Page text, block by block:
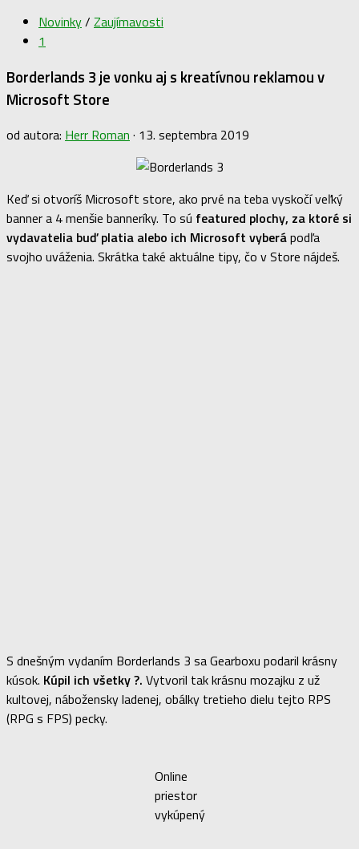
Novinky/ Zaujímavosti
1
Borderlands 3 je vonku aj s kreatívnou reklamou v
Microsoft Store
od autora: Herr Roman · 13. septembra 2019
Keď si otvoríš Microsoft store, ako prvé na teba vyskočí veľký
banner a 4 menšie banneríky. To sú featured plochy, za ktoré si
vydavatelia buď platia alebo ich Microsoft vyberápodľa
svojho uváženia. Skrátka také aktuálne tipy, čo v Store nájdeš.
S dnešným vydaním Borderlands 3 sa Gearboxu podaril krásny
kúsok. Kúpil ich všetky ?. Vytvoril tak krásnu mozajku z už
kultovej, nábožensky ladenej, obálky tretieho dielu tejto RPS
(RPG s FPS) pecky.
Online
priestor
vykúpený